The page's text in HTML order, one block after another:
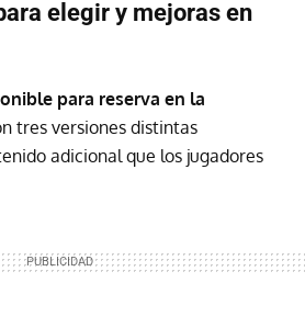
elegir y mejoras en
para reserva en la
tres versiones distintas
adicional que los jugadores